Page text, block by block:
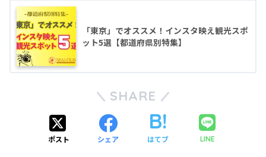
「東京」でオススメ！インスタ映え観光スポ
ット5選【都道府県別特集】
SHARE
ポスト シェア はてブ LINE